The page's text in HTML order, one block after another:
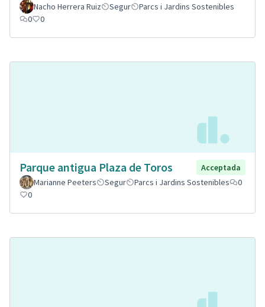
Nacho Herrera Ruiz
Segur
Parcs i Jardins Sostenibles
0
0
Parque antigua Plaza de Toros
Acceptada
Marianne Peeters
Segur Parcs i Jardins Sostenibles
0
0